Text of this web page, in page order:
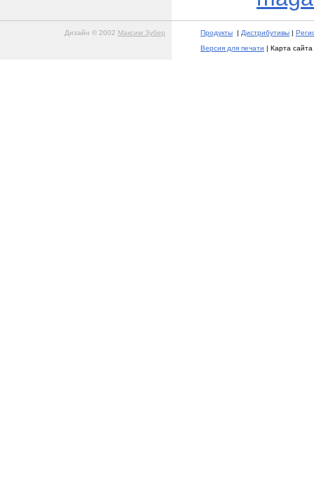
Дизайн © 2002 Максим Зубер Продукты | Дистрибутивы |
Версия для печати | Карта